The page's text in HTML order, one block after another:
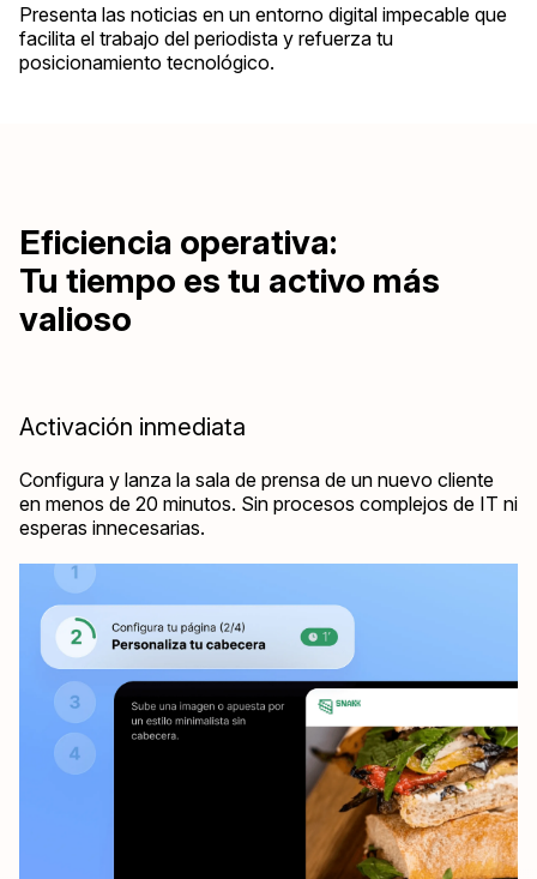
Presenta las noticias en un entorno digital impecable que
facilita el trabajo del periodista y refuerza tu
posicionamiento tecnológico.
Eficiencia operativa:
Tu tiempo es tu activo más
valioso
Activación inmediata
Configura y lanza la sala de prensa de un nuevo cliente
en menos de 20 minutos. Sin procesos complejos de IT ni
esperas innecesarias.